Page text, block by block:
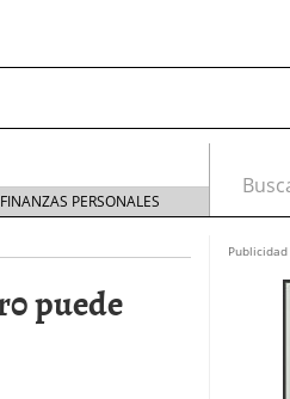
FINANZAS PERSONALES
puede
Publicidad